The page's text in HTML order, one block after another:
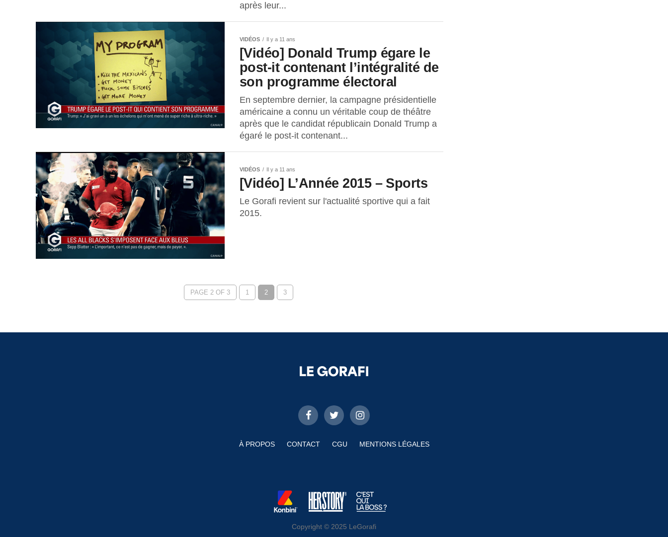
après leur...
VIDÉOS Il y a 11 ans
[Vidéo] Donald Trump égare le
post-it contenant l’intégralité de
son programme électoral
En septembre dernier, la campagne présidentielle
américaine a connu un véritable coup de théâtre
après que le candidat républicain Donald Trump a
égaré le post-it contenant...
VIDÉOS Il y a 11 ans
[Vidéo] L’Année 2015 – Sports
Le Gorafi revient sur l'actualité sportive qui a fait
2015.
PAGE 2 OF 3 1 2 3
À PROPOS CONTACT CGU MENTIONS LÉGALES
Copyright © 2025 LeGorafi